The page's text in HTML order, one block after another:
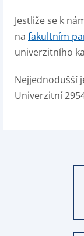
Jestliže se k
na fakultním
univerzitního
Nejjednodušší
Univerzitní